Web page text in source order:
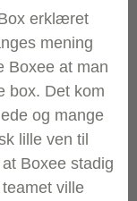
erklæret
mening
Boxee at man
box. Det kom
og mange
lille ven til
Boxee stadig
ville